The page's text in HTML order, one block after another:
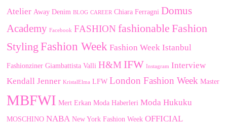
Atelier Away Denim BLOG CAREER Chiara Ferragni Domus
Academy Facebook FASHION fashionable Fashion
Styling Fashion Week Fashion Week Istanbul
Fashionziner Giambattista Valli H&M IFW Instagram Interview
Kendall Jenner KristalElma LFW London Fashion Week Master
MBFWI Mert Erkan Moda Haberleri Moda Hukuku
MOSCHINO NABA New York Fashion Week OFFICIAL